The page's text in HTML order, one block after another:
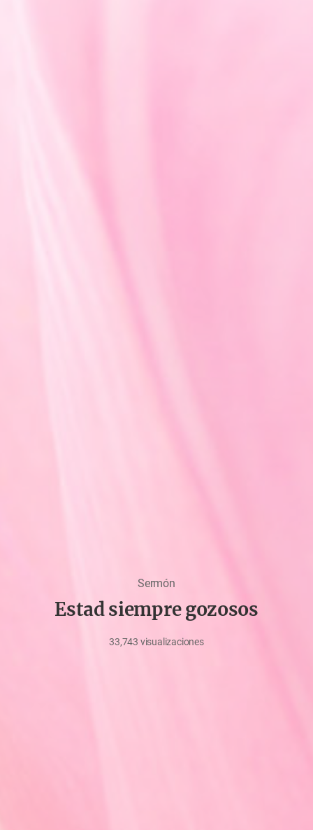
Sermón
Estad siempre gozosos
junio
33,743 visualizaciones